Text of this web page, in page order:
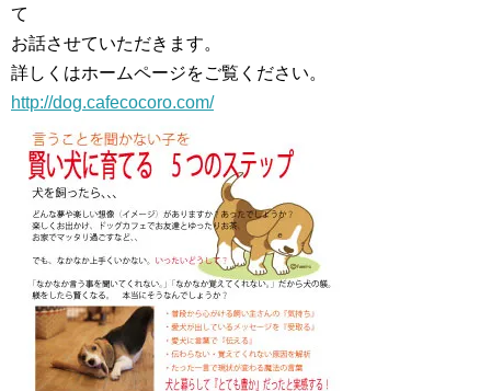
て
お話させていただきます。
詳しくはホームページをご覧ください。
http://dog.cafecocoro.com/